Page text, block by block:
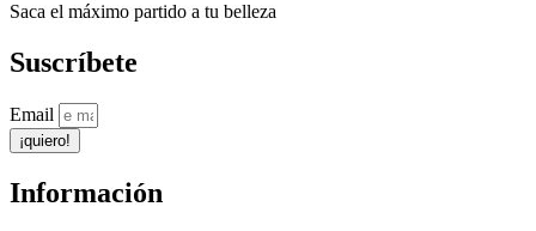
Saca el máximo partido a tu belleza
Suscríbete
Email
¡quiero!
Información